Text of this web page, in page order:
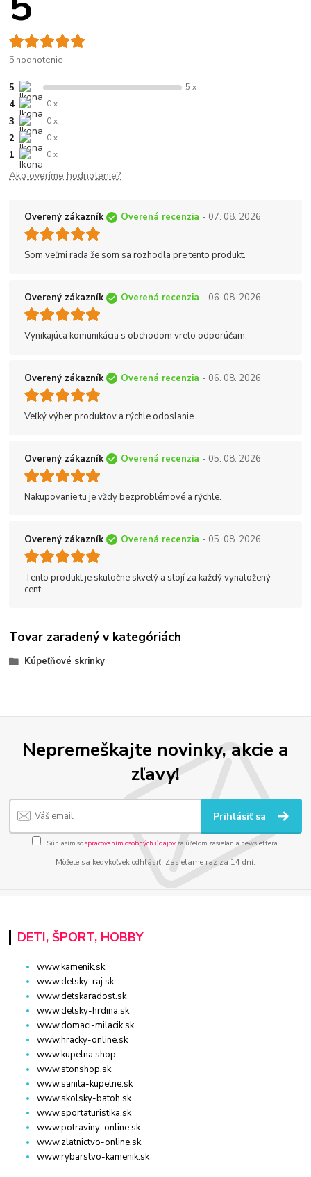
5 hodnotenie
5 5 x
4 0 x
3 0 x
2 0 x
1 0 x
Ako overíme hodnotenie?
Overený zákazník Overená recenzia - 07. 08. 2026
Som veľmi rada že som sa rozhodla pre tento produkt.
Overený zákazník Overená recenzia - 06. 08. 2026
Vynikajúca komunikácia s obchodom vrelo odporúčam.
Overený zákazník Overená recenzia - 06. 08. 2026
Veľký výber produktov a rýchle odoslanie.
Overený zákazník Overená recenzia - 05. 08. 2026
Nakupovanie tu je vždy bezproblémové a rýchle.
Overený zákazník Overená recenzia - 05. 08. 2026
Tento produkt je skutočne skvelý a stojí za každý vynaložený
cent.
Tovar zaradený v kategóriách
Kúpeľňové skrinky
Nepremeškajte novinky, akcie a
zľavy!
Prihlásiť sa
Súhlasím sospracovaním osobných údajov za účelom zasielania newslettera.
Môžete sa kedykoľvek odhlásiť. Zasielame raz za 14 dní.
DETI, ŠPORT, HOBBY
www.kamenik.sk
www.detsky-raj.sk
www.detskaradost.sk
www.detsky-hrdina.sk
www.domaci-milacik.sk
www.hracky-online.sk
www.kupelna.shop
www.stonshop.sk
www.sanita-kupelne.sk
www.skolsky-batoh.sk
www.sportaturistika.sk
www.potraviny-online.sk
www.zlatnictvo-online.sk
www.rybarstvo-kamenik.sk